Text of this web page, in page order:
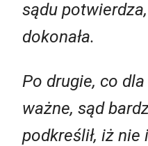
sądu
dokonała.
Po drugie, co
ważne, sąd
podkreślił, iż